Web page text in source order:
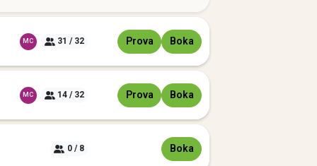
MC 31 / 32 Prova Boka
MC 14 / 32 Prova Boka
0 / 8 Boka